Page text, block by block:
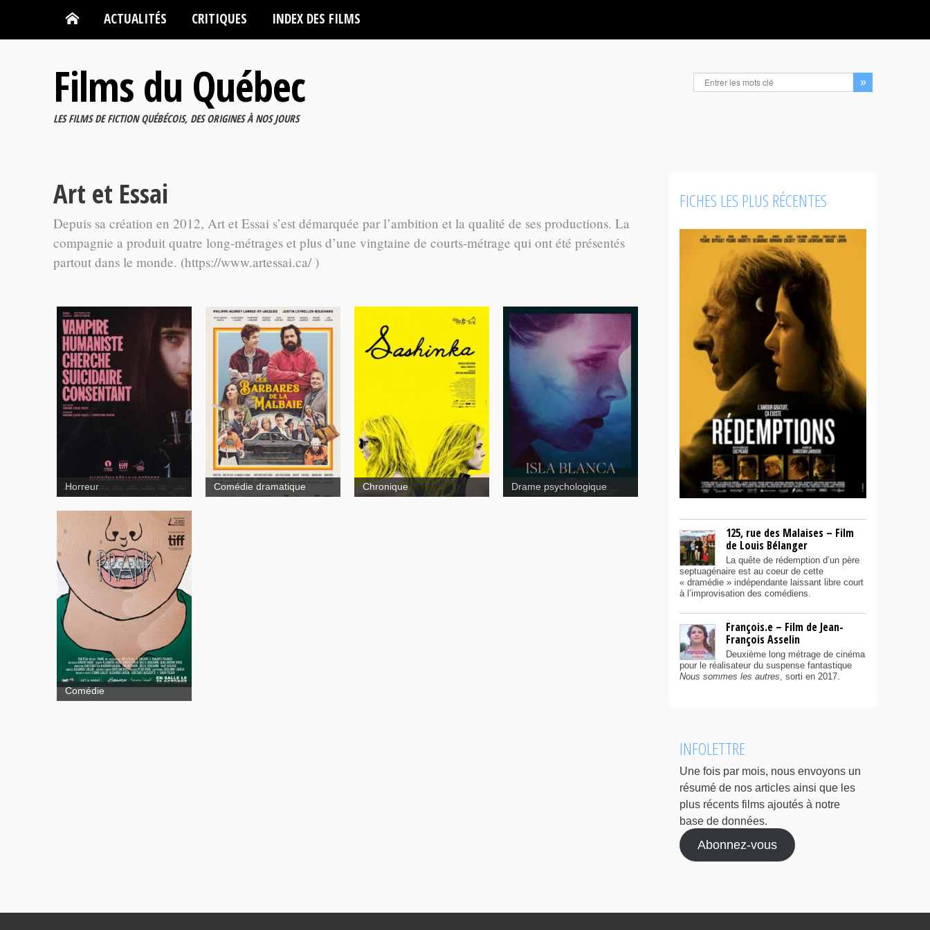
ACTUALITÉS CRITIQUES INDEX DES FILMS
Films du Québec
LES FILMS DE FICTION QUÉBÉCOIS, DES ORIGINES À NOS JOURS
Art et Essai
Depuis sa création en 2012, Art et Essai s’est démarquée par l’ambition et la qualité de ses productions. La
compagnie a produit quatre long-métrages et plus d’une vingtaine de courts-métrage qui ont été présentés
partout dans le monde. (https://www.artessai.ca/ )
Horreur
Prank
Comédie dramatique Chronique
Isla
Blanca
Drame psychologique
Prank
Comédie
FICHES LES PLUS RÉCENTES
125, rue des Malaises – Film
de Louis Bélanger
La quête de rédemption d’un père
septuagénaire est au coeur de cette
« dramédie » indépendante laissant libre court
à l’improvisation des comédiens.
François.e – Film de Jean-
François Asselin
Deuxième long métrage de cinéma
pour le réalisateur du suspense fantastique
Nous sommes les autres, sorti en 2017.
INFOLETTRE
Une fois par mois, nous envoyons un
résumé de nos articles ainsi que les
plus récents films ajoutés à notre
base de données.
Abonnez-vous